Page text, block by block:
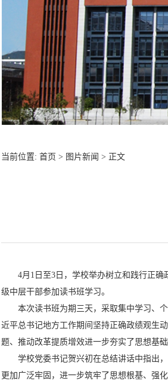
当前位置: 首页 > 图片新闻 > 正文
4月1日至3日，学校举办树立和践行正
级中层干部参加读书班学习。
本次读书班为期三天，采取集中学习、
近平总书记地方工作期间坚持正确政绩观生
题、推动改革提质增效进一步夯实了思想基础
学校党委书记贺兴初在总结讲话中指出
更加广泛牢固，进一步筑牢了思想根基、强